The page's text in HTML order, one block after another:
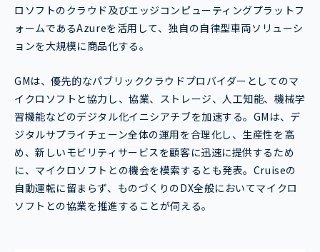
ロソフトのクラウド及びエッジコンピューティングプラットフ
ォームであるAzureを活用して、独自の自律型車両ソリューシ
ョンを大規模に商品化する。
GMは、優先的なパブリッククラウドプロバイダーとしてのマ
イクロソフトと協力し、協業、ストレージ、人工知能、機械学
習機能などのデジタル化イニシアチブを加速する。GMは、デ
ジタルサプライチェーン全体の運用を合理化し、生産性を高
め、新しいモビリティサービスを顧客に迅速に提供するため
に、マイクロソフトとの機会を模索するとも発表。Cruiseの
自動運転に留まらず、ものづくりのDX全般においてマイクロ
ソフトとの協業を推進することが伺える。